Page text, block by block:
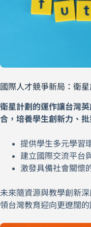
國際人才競爭新局：衛
衛星計劃的運作讓台灣
合，培養學生創新力、
提供學生多元學習
建立國際交流平台
激發具備社會關懷
未來隨資源與教學創新
領台灣教育迎向更遼闊的